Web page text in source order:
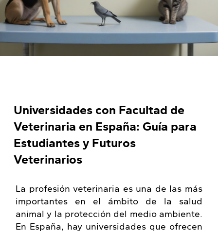
Universidades con Facultad de
Veterinaria en España: Guía para
Estudiantes y Futuros
Veterinarios
La profesión veterinaria es una de las más
importantes en el ámbito de la salud
animal y la protección del medio ambiente.
En España, hay universidades que ofrecen